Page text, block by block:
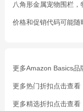
八角形金属宠物围栏，
价格和促销代码可能随
更多Amazon Basics品
更多热门折扣点击查看
更多精选折扣点击查看